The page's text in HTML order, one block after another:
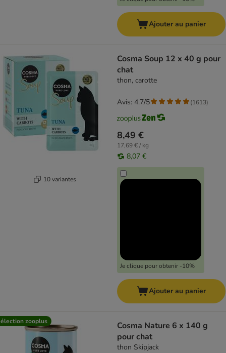
Ajouter au panier
10 variantes
Cosma Soup 12 x 40 g pour
chat
thon, carotte
8,49 €
17,69 € / kg
8,07 €
Je clique pour obtenir -10%
Avis: 4.7/5 (1613)
Ajouter au panier
zooplus
Cosma Nature 6 x 140 g
pour chat
thon Skipjack